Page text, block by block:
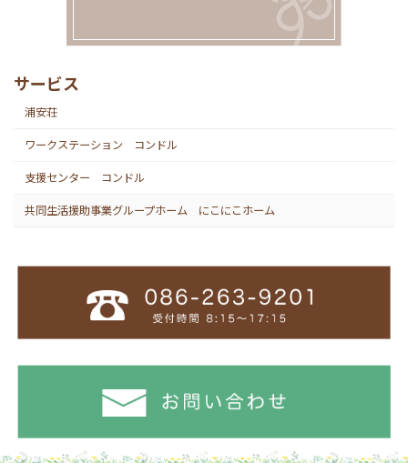
サービス
浦安荘
ワークステーション コンドル
支援センター コンドル
共同生活援助事業グループホーム にこにこホーム